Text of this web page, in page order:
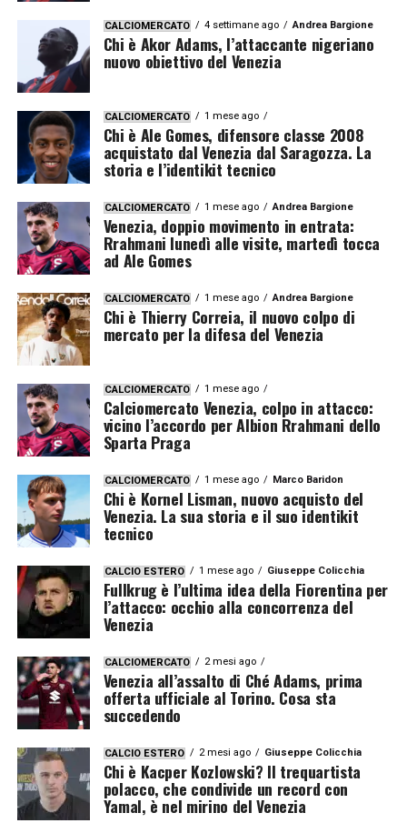
CALCIOMERCATO 4 settimane ago Andrea Bargione
Chi è Akor Adams, l’attaccante nigeriano
nuovo obiettivo del Venezia
CALCIOMERCATO 1 mese ago
Chi è Ale Gomes, difensore classe 2008
acquistato dal Venezia dal Saragozza. La
storia e l’identikit tecnico
CALCIOMERCATO 1 mese ago Andrea Bargione
Venezia, doppio movimento in entrata:
Rrahmani lunedì alle visite, martedì tocca
ad Ale Gomes
CALCIOMERCATO 1 mese ago Andrea Bargione
Chi è Thierry Correia, il nuovo colpo di
mercato per la difesa del Venezia
CALCIOMERCATO 1 mese ago
Calciomercato Venezia, colpo in attacco:
vicino l’accordo per Albion Rrahmani dello
Sparta Praga
CALCIOMERCATO 1 mese ago Marco Baridon
Chi è Kornel Lisman, nuovo acquisto del
Venezia. La sua storia e il suo identikit
tecnico
CALCIO ESTERO 1 mese ago Giuseppe Colicchia
Fullkrug è l’ultima idea della Fiorentina per
l’attacco: occhio alla concorrenza del
Venezia
CALCIOMERCATO 2 mesi ago
Venezia all’assalto di Ché Adams, prima
offerta ufficiale al Torino. Cosa sta
succedendo
CALCIO ESTERO 2 mesi ago Giuseppe Colicchia
Chi è Kacper Kozlowski? Il trequartista
polacco, che condivide un record con
Yamal, è nel mirino del Venezia